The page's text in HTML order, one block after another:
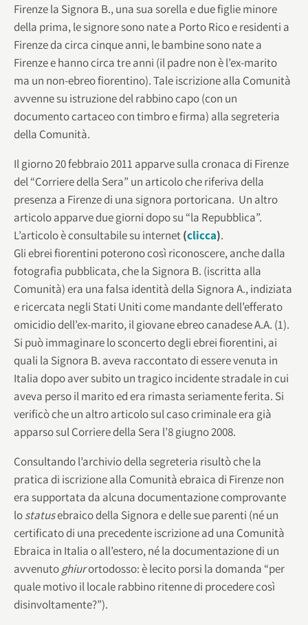
Firenze la Signora B., una sua sorella e due figlie minore
della prima, le signore sono nate a Porto Rico e residenti a
Firenze da circa cinque anni, le bambine sono nate a
Firenze e hanno circa tre anni (il padre non è l’ex-marito
ma un non-ebreo fiorentino). Tale iscrizione alla Comunità
avvenne su istruzione del rabbino capo (con un
documento cartaceo con timbro e firma) alla segreteria
della Comunità.
Il giorno 20 febbraio 2011 apparve sulla cronaca di Firenze
del “Corriere della Sera” un articolo che riferiva della
presenza a Firenze di una signora portoricana. Un altro
articolo apparve due giorni dopo su “la Repubblica”.
L’articolo è consultabile su internet(clicca).
Gli ebrei fiorentini poterono così riconoscere, anche dalla
fotografia pubblicata, che la Signora B. (iscritta alla
Comunità) era una falsa identità della Signora A., indiziata
e ricercata negli Stati Uniti come mandante dell’efferato
omicidio dell’ex-marito, il giovane ebreo canadese A.A. (1).
Si può immaginare lo sconcerto degli ebrei fiorentini, ai
quali la Signora B. aveva raccontato di essere venuta in
Italia dopo aver subito un tragico incidente stradale in cui
aveva perso il marito ed era rimasta seriamente ferita. Si
verificò che un altro articolo sul caso criminale era già
apparso sul Corriere della Sera l’8 giugno 2008.
Consultando l’archivio della segreteria risultò che la
pratica di iscrizione alla Comunità ebraica di Firenze non
era supportata da alcuna documentazione comprovante
lostatusebraico della Signora e delle sue parenti (né un
certificato di una precedente iscrizione ad una Comunità
Ebraica in Italia o all’estero, né la documentazione di un
avvenutoghiurortodosso: è lecito porsi la domanda “per
quale motivo il locale rabbino ritenne di procedere così
disinvoltamente?”).